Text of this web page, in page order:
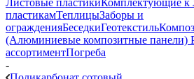
пластикамТеплицыЗаборы и
огражденияБеседкиГеотекстиль
(Алюминиевые композитные панели)
ассортиментПогреба
-